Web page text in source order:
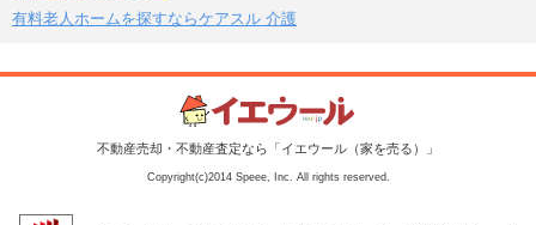
有料老人ホームを探すならケアスル 介護
不動産売却・不動産査定なら「イエウール（家を売る）」
Copyright(c)2014 Speee, Inc. All rights reserved.